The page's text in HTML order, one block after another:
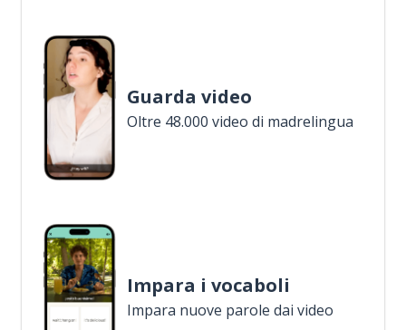
Guarda video
Oltre 48.000 video di madrelingua
Impara i vocaboli
Impara nuove parole dai video